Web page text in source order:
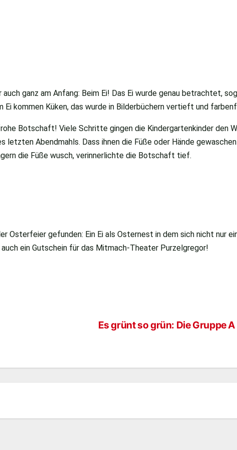
ganz am Anfang: Beim Ei! Das Ei wurde genau betrachtet,
Ei kommen Küken, das wurde in Bilderbüchern vertieft und
Botschaft! Viele Schritte gingen die Kindergartenkinder den
Abendmahls. Dass ihnen die Füße oder Hände
die Füße wusch, verinnerlichte die Botschaft tief.
Osterfeier gefunden: Ein Ei als Osternest in dem sich nicht nur
auch ein Gutschein für das Mitmach-Theater Purzelgregor!
Es grünt so grün: Die Gruppe